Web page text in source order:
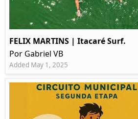
FELIX MARTINS | Itacaré Surf.
Por Gabriel VB
Added May 1, 2025